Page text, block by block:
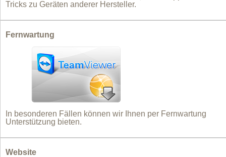
Tricks zu Geräten anderer Hersteller.
Fernwartung
In besonderen Fällen können wir Ihnen per Fernwartung
Unterstützung bieten.
Website